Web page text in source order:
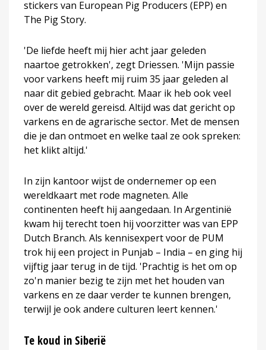
stickers van European Pig Producers (EPP) en
The Pig Story.
'De liefde heeft mij hier acht jaar geleden
naartoe getrokken', zegt Driessen. 'Mijn passie
voor varkens heeft mij ruim 35 jaar geleden al
naar dit gebied gebracht. Maar ik heb ook veel
over de wereld gereisd. Altijd was dat gericht op
varkens en de agrarische sector. Met de mensen
die je dan ontmoet en welke taal ze ook spreken:
het klikt altijd.'
In zijn kantoor wijst de ondernemer op een
wereldkaart met rode magneten. Alle
continenten heeft hij aangedaan. In Argentinië
kwam hij terecht toen hij voorzitter was van EPP
Dutch Branch. Als kennisexpert voor de PUM
trok hij een project in Punjab – India – en ging hij
vijftig jaar terug in de tijd. 'Prachtig is het om op
zo'n manier bezig te zijn met het houden van
varkens en ze daar verder te kunnen brengen,
terwijl je ook andere culturen leert kennen.'
Te koud in Siberië